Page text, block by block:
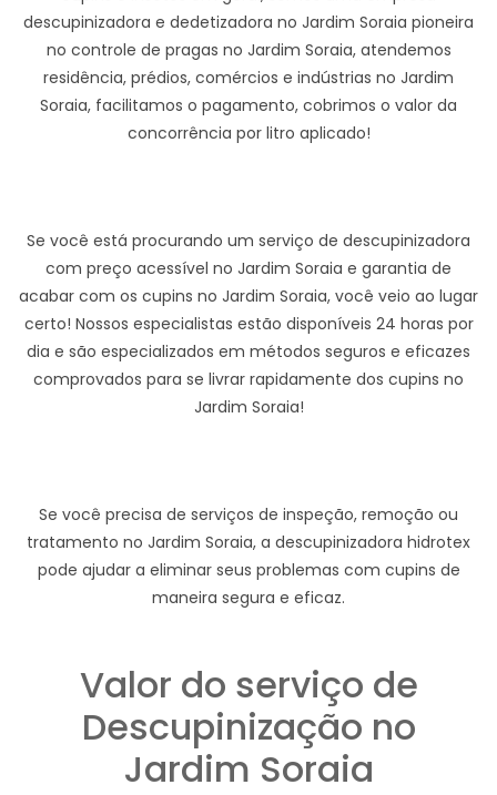
descupinizadora e dedetizadora no Jardim Soraia pioneira
no controle de pragas no Jardim Soraia, atendemos
residência, prédios, comércios e indústrias no Jardim
Soraia, facilitamos o pagamento, cobrimos o valor da
concorrência por litro aplicado!
Se você está procurando um serviço de descupinizadora
com preço acessível no Jardim Soraia e garantia de
acabar com os cupins no Jardim Soraia, você veio ao lugar
certo! Nossos especialistas estão disponíveis 24 horas por
dia e são especializados em métodos seguros e eficazes
comprovados para se livrar rapidamente dos cupins no
Jardim Soraia!
Se você precisa de serviços de inspeção, remoção ou
tratamento no Jardim Soraia, a descupinizadora hidrotex
pode ajudar a eliminar seus problemas com cupins de
maneira segura e eficaz.
Valor do serviço de
Descupinização no
Jardim Soraia